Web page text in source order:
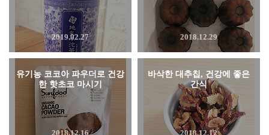
2019.02.27 2018.12.29
유기농 코코아 파우더로 건강
한 핫초코 마시기
2018.12.16
바삭한 대추칩, 건강에 좋은
간식
2018.12.12